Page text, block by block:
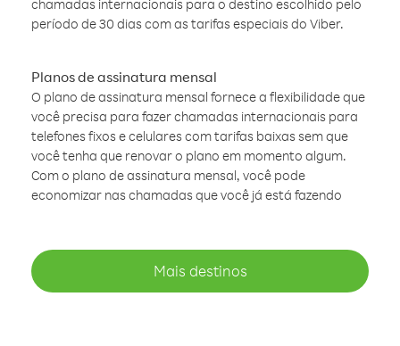
chamadas internacionais para o destino escolhido pelo
período de 30 dias com as tarifas especiais do Viber.
Planos de assinatura mensal
O plano de assinatura mensal fornece a flexibilidade que
você precisa para fazer chamadas internacionais para
telefones fixos e celulares com tarifas baixas sem que
você tenha que renovar o plano em momento algum.
Com o plano de assinatura mensal, você pode
economizar nas chamadas que você já está fazendo
Mais destinos